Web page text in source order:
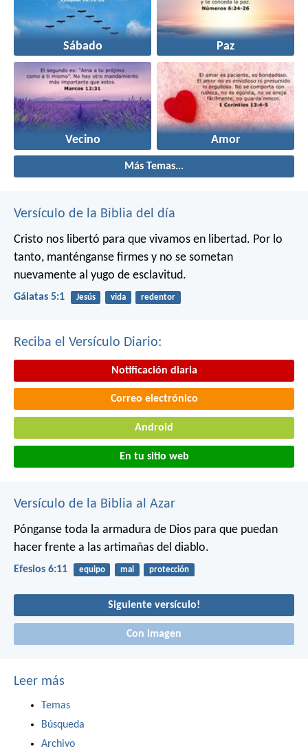
Sábado Paz
Vecino Amor
Más Temas...
Versículo de la Biblia del día
Cristo nos libertó para que vivamos en libertad. Por lo
tanto, manténganse firmes y no se sometan
nuevamente al yugo de esclavitud.
Gálatas 5:1 Jesús vida redentor
Reciba el Versículo Diario:
Notificación diaria
Correo electrónico
Android
En tu sitio web
Versículo de la Biblia al Azar
Pónganse toda la armadura de Dios para que puedan
hacer frente a las artimañas del diablo.
Efesios 6:11 equipo mal protección
Siguiente versículo!
Con imagen
Leer más
Temas
Búsqueda
Archivo